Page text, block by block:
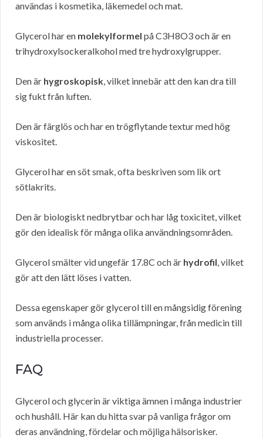
användas i kosmetika, läkemedel och mat.
Glycerol har en molekylformel på C3H8O3 och är en
trihydroxylsockeralkohol med tre hydroxylgrupper.
Den är hygroskopisk, vilket innebär att den kan dra till
sig fukt från luften.
Den är färglös och har en trögflytande textur med hög
viskositet.
Glycerol har en söt smak, ofta beskriven som lik ort
sötlakrits.
Den är biologiskt nedbrytbar och har låg toxicitet, vilket
gör den idealisk för många olika användningsområden.
Glycerol smälter vid ungefär 17.8C och är hydrofil, vilket
gör att den lätt löses i vatten.
Dessa egenskaper gör glycerol till en mångsidig förening
som används i många olika tillämpningar, från medicin till
industriella processer.
FAQ
Glycerol och glycerin är viktiga ämnen i många industrier
och hushåll. Här kan du hitta svar på vanliga frågor om
deras användning, fördelar och möjliga hälsorisker.